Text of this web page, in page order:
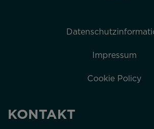
Impressum
Cookie Policy
KONTAKT